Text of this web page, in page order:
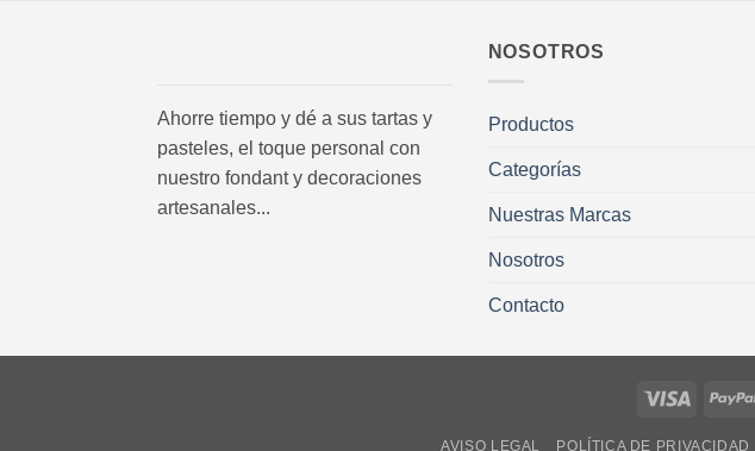
Ahorre tiempo y dé a sus tartas y
pasteles, el toque personal con
nuestro fondant y decoraciones
artesanales...
NOSOTROS
Productos
Categorías
Nuestras Marcas
Nosotros
Contacto
Visa
AVISO LEGAL POLÍTICA DE PRIVACIDAD